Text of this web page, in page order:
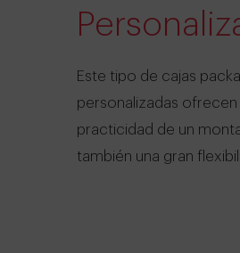
Este tipo de cajas
personalizadas ofrecen
practicidad de un
también una gran